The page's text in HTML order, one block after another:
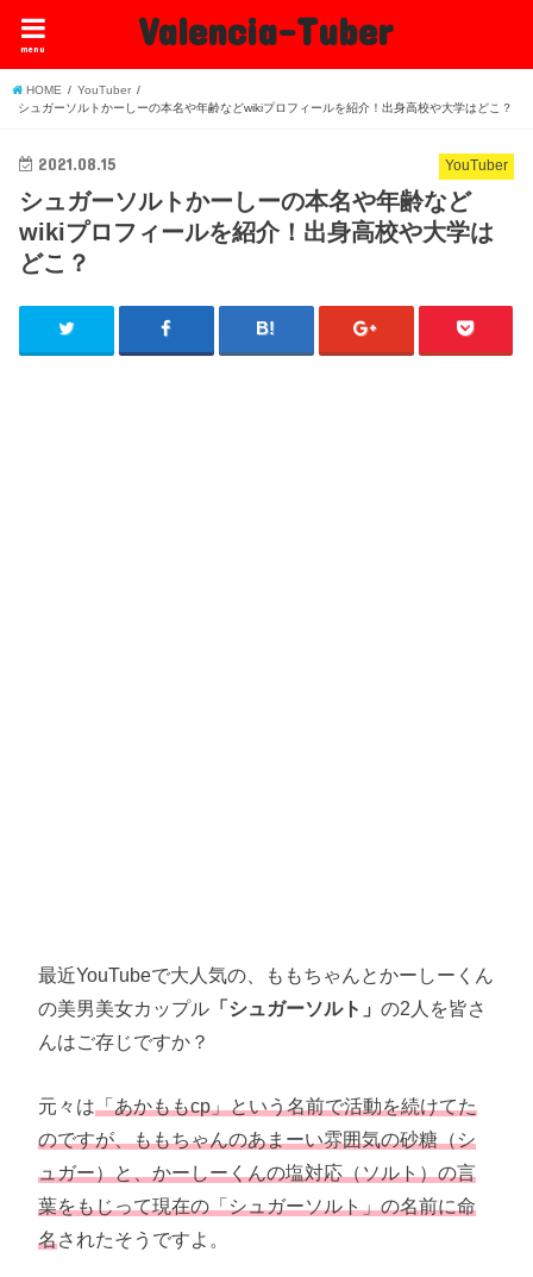
Valencia-Tuber
menu
HOME
YouTuber
シュガーソルトかーしーの本名や年齢などwikiプロフィールを紹介！出身高校や大学はどこ？
YouTuber
2021.08.15
シュガーソルトかーしーの本名や年齢など
wikiプロフィールを紹介！出身高校や大学は
どこ？
最近YouTubeで大人気の、ももちゃんとかーしーくん
の美男美女カップル 「シュガーソルト」の2人を皆さ
んはご存じですか？
元々は「あかももcp」という名前で活動を続けてた
のですが、ももちゃんのあまーい雰囲気の砂糖（シ
ュガー）と、かーしーくんの塩対応（ソルト）の言
葉をもじって現在の「シュガーソルト」の名前に命
名されたそうですよ。